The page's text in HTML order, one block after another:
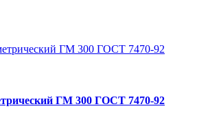
ГМ 300 ГОСТ 7470-92